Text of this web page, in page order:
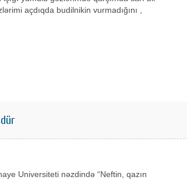
açdıqda budilnikin vurmadığını ,
Universiteti nəzdində “Neftin, qazın